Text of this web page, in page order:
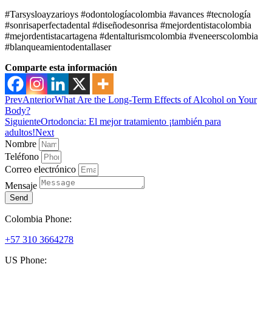
#Tarsysloayzarioys #odontologíacolombia #avances #tecnología
#sonrisaperfectadental #diseñodesonrisa #mejordentistacolombia
#mejordentistacartagena #dentalturismcolombia #veneerscolombia
#blanqueamientodentallaser
Comparte esta información
PrevAnteriorWhat Are the Long-Term Effects of Alcohol on Your
Body?
SiguienteOrtodoncia: El mejor tratamiento ¡también para
adultos!Next
Nombre
Teléfono
Correo electrónico
Mensaje
Send
Colombia Phone:
+57 310 3664278
US Phone: